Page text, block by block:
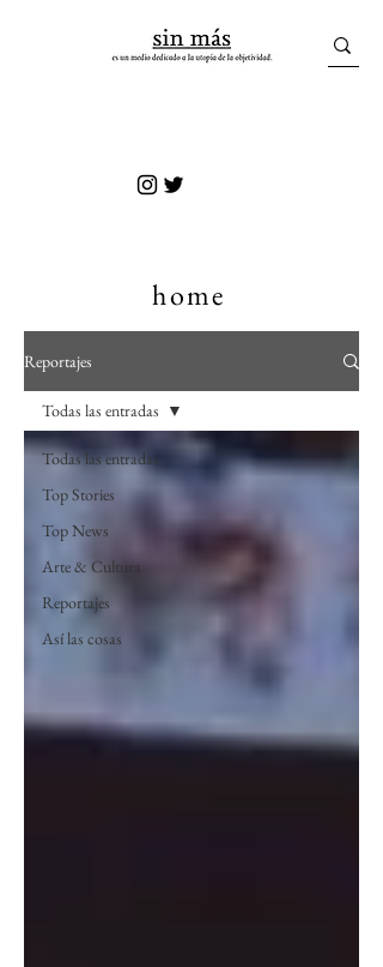
home
Reportajes
Todas las entradas
Top Stories
Top News
Arte & Cultura
Reportajes
Así las cosas
Todas las entradas